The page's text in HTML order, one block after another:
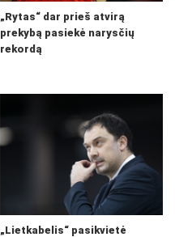
„Rytas“ dar prieš atvirą
prekybą pasiekė narysčių
rekordą
„Lietkabelis“ pasikvietė